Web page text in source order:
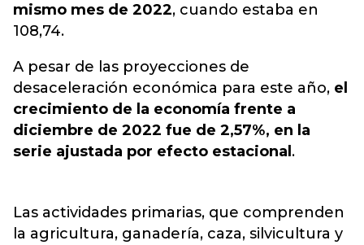
mismo mes de 2022, cuando estaba en
108,74.
A pesar de las proyecciones de
desaceleración económica para este año, el
crecimiento de la economía frente a
diciembre de 2022 fue de 2,57%, en la
serie ajustada por efecto estacional .
Las actividades primarias, que comprenden
la agricultura, ganadería, caza, silvicultura y